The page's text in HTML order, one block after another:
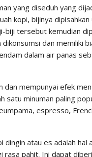
yang diseduh yang
kopi, bijinya
biji tersebut kemudian
dan memiliki
dalam air panas
mempunyai efek
satu minuman paling
espresso,
dingin atau es adalah
pahit. Ini dapat